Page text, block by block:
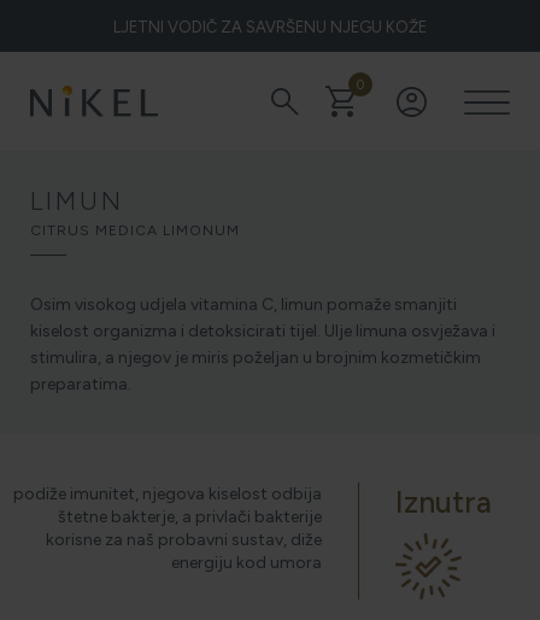
LJETNI VODIČ ZA SAVRŠENU NJEGU KOŽE
NIKEL HEROJ PRIRODE
VRATITI SVJEŽINU)
search shopping_cart0 account_circle
LIMUN
CITRUS MEDICA LIMONUM
Osim visokog udjela vitamina C, limun pomaže smanjiti
kiselost organizma i detoksicirati tijel. Ulje limuna osvježava i
stimulira, a njegov je miris poželjan u brojnim kozmetičkim
preparatima.
podiže imunitet, njegova kiselost odbija
štetne bakterje, a privlači bakterije
korisne za naš probavni sustav, diže
energiju kod umora
Iznutra